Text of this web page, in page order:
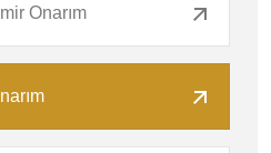
Onarım